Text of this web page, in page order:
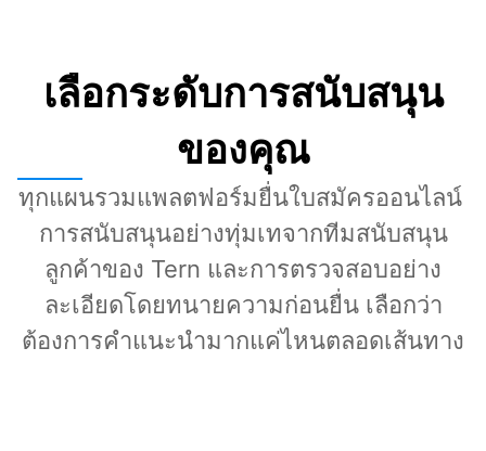
เลือกระดับการสนับสนุน
ของคุณ
ทุกแผนรวมแพลตฟอร์มยื่นใบสมัครออนไลน์
การสนับสนุนอย่างทุ่มเทจากทีมสนับสนุน
ลูกค้าของ Tern และการตรวจสอบอย่าง
ละเอียดโดยทนายความก่อนยื่น เลือกว่า
ต้องการคำแนะนำมากแค่ไหนตลอดเส้นทาง